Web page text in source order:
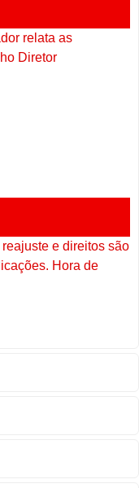
relata as
Diretor
e direitos são
Hora de